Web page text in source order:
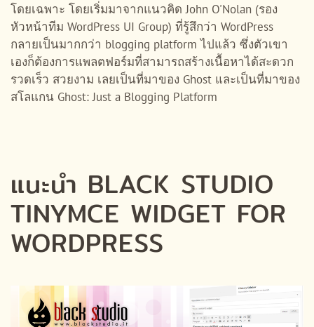
โดยเฉพาะ โดยเริ่มมาจากแนวคิด John O'Nolan (รอง
หัวหน้าทีม WordPress UI Group) ที่รู้สึกว่า WordPress
กลายเป็นมากกว่า blogging platform ไปแล้ว ซึ่งตัวเขา
เองก็ต้องการแพลตฟอร์มที่สามารถสร้างเนื้อหาได้สะดวก
รวดเร็ว สวยงาม เลยเป็นที่มาของ Ghost และเป็นที่มาของ
สโลแกน Ghost: Just a Blogging Platform
แนะนำ BLACK STUDIO
TINYMCE WIDGET FOR
WORDPRESS